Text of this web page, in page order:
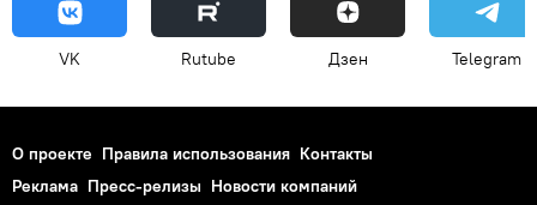
VK Rutube Дзен Telegram
О проекте Правила использования Контакты
Реклама Пресс-релизы Новости компаний